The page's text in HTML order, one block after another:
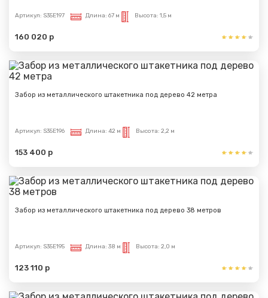
Артикул: S35E197 Длина: 67 м Высота: 1,5 м
160 020 р
Забор из металлического штакетника под дерево 42 метра
Артикул: S35E196 Длина: 42 м Высота: 2,2 м
153 400 р
Забор из металлического штакетника под дерево 38 метров
Артикул: S35E195 Длина: 38 м Высота: 2,0 м
123 110 р